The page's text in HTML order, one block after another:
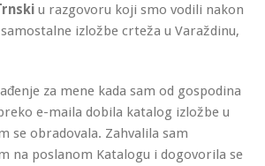
u razgovoru koji smo vodili nakon
izložbe crteža u Varaždinu,
za mene kada sam od gospodina
e-maila dobila katalog izložbe u
se obradovala. Zahvalila sam
na poslanom Katalogu i dogovorila se